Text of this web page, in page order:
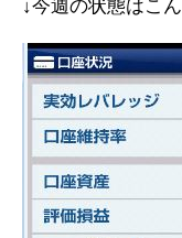
↓今週の状態はこ